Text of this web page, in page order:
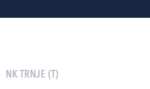
NK TRNJE (T)